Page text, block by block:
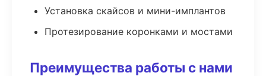
Установка скайсов и мини-имплантов
Протезирование коронками и мостами
Преимущества работы с нами